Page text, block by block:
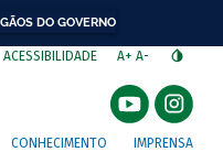
DO GOVERNO
ACESSIBILIDADE A+ A-
CONHECIMENTO IMPRENSA